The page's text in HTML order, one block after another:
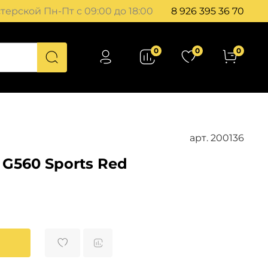
Пн-Пт с 09:00 до 18:00 8 926 395 36 70
0 0 0
арт. 200136
Sports Red